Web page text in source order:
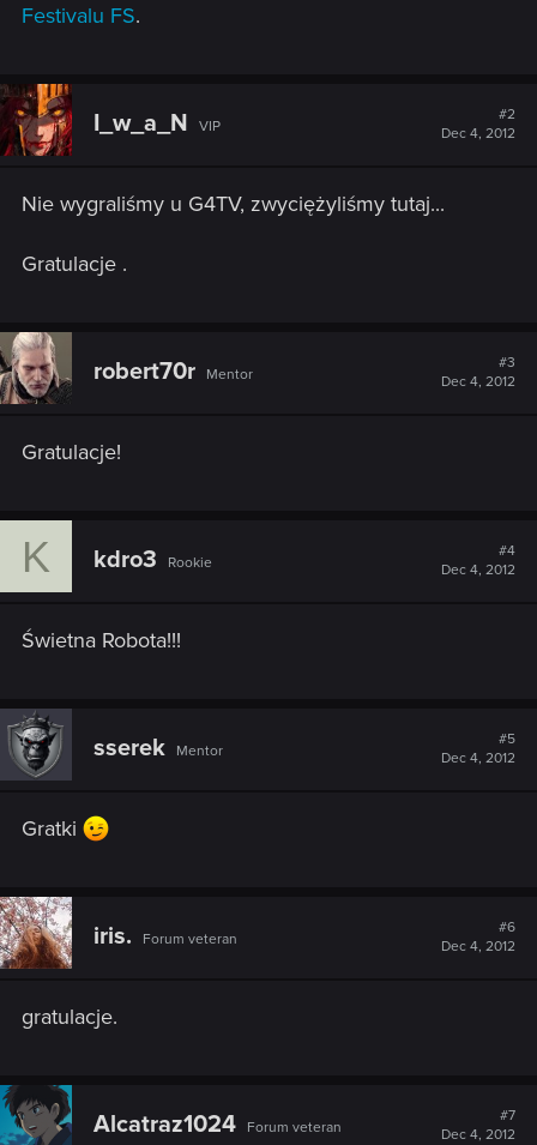
Festivalu FS.
I_w_a_N VIP
#2
Dec 4, 2012
Nie wygraliśmy u G4TV, zwyciężyliśmy tutaj...
Gratulacje .
robert70r Mentor
#3
Dec 4, 2012
Gratulacje!
K kdro3 Rookie
#4
Dec 4, 2012
Świetna Robota!!!
sserek Mentor
#5
Dec 4, 2012
Gratki
iris. Forum veteran
#6
Dec 4, 2012
gratulacje.
Alcatraz1024 Forum veteran
#7
Dec 4, 2012